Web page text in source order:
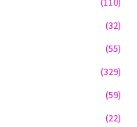
(32)
(55)
(329)
(59)
(22)